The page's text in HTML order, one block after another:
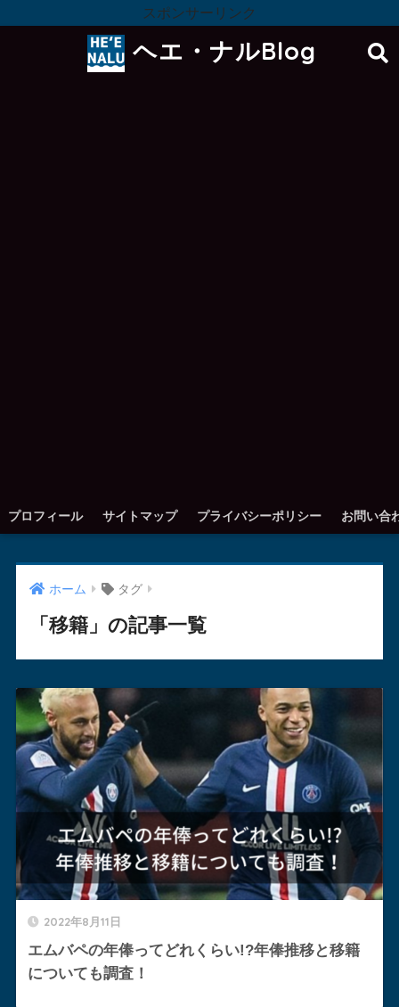
スポンサーリンク
ヘエ・ナルBlog
プロフィール サイトマップ プライバシーポリシー お問い合
ホーム タグ
「移籍」の記事一覧
2022年8月11日
エムバペの年俸ってどれくらい!?年俸推移と移籍
についても調査！